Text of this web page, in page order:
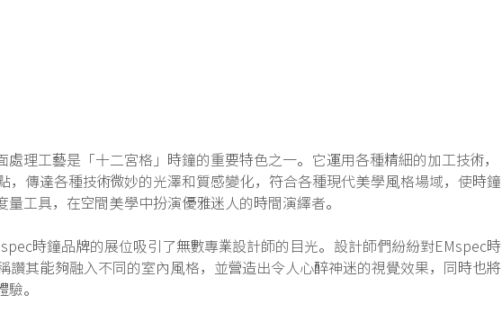
理工藝是「十二宮格」時鐘的重要特色之一。它運用各種精細的加工技術，
，傳達各種技術微妙的光澤和質感變化，符合各種現代美學風格場域，使時鐘
工具，在空間美學中扮演優雅迷人的時間演繹者。
時鐘品牌的展位吸引了無數專業設計師的目光。設計師們紛紛對EMspec時
讚其能夠融入不同的室內風格，並營造出令人心醉神迷的視覺效果，同時也將
。